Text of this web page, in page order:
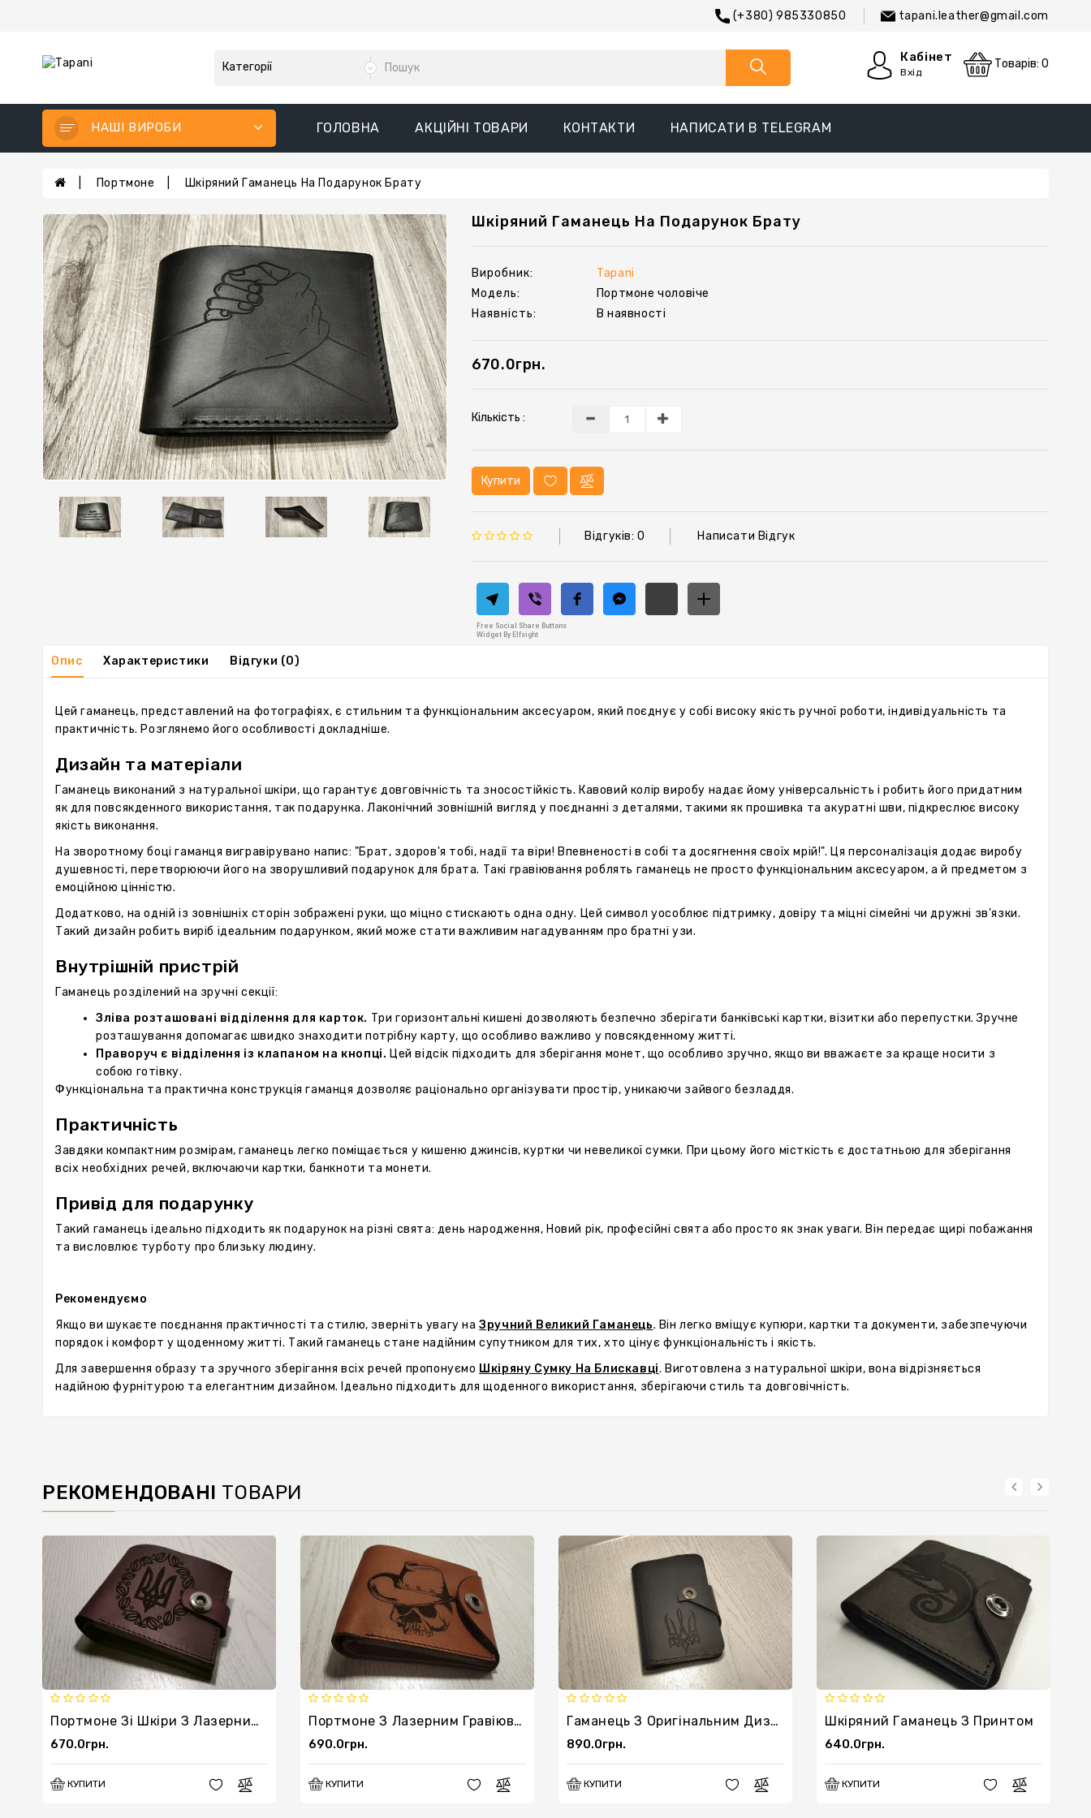
(+380) 985330850 tapani.leather@gmail.com
Кабінет
Вхід
Товарів: 0
НАШІ ВИРОБИ ГОЛОВНА АКЦІЙНІ ТОВАРИ КОНТАКТИ НАПИСАТИ В TELEGRAM
Портмоне Шкіряний Гаманець На Подарунок Брату
Шкіряний Гаманець На Подарунок Брату
Виробник:
Tapani
Модель:
Портмоне чоловіче
Наявність:
В наявності
670.0грн.
Кількість :
Купити
Відгуків: 0 Написати Відгук
Free Social Share Buttons
Widget By Elfsight
Опис Характеристики Відгуки (0)
Цей гаманець, представлений на фотографіях, є стильним та функціональним аксесуаром, який поєднує у собі високу якість ручної роботи, індивідуальність та
практичність. Розглянемо його особливості докладніше.
Дизайн та матеріали
Гаманець виконаний з натуральної шкіри, що гарантує довговічність та зносостійкість. Кавовий колір виробу надає йому універсальність і робить його придатним
як для повсякденного використання, так подарунка. Лаконічний зовнішній вигляд у поєднанні з деталями, такими як прошивка та акуратні шви, підкреслює високу
якість виконання.
На зворотному боці гаманця вигравірувано напис: "Брат, здоров'я тобі, надії та віри! Впевненості в собі та досягнення своїх мрій!". Ця персоналізація додає виробу
душевності, перетворюючи його на зворушливий подарунок для брата. Такі гравіювання роблять гаманець не просто функціональним аксесуаром, а й предметом з
емоційною цінністю.
Додатково, на одній із зовнішніх сторін зображені руки, що міцно стискають одна одну. Цей символ уособлює підтримку, довіру та міцні сімейні чи дружні зв'язки.
Такий дизайн робить виріб ідеальним подарунком, який може стати важливим нагадуванням про братні узи.
Внутрішній пристрій
Гаманець розділений на зручні секції:
Зліва розташовані відділення для карток. Три горизонтальні кишені дозволяють безпечно зберігати банківські картки, візитки або перепустки. Зручне
розташування допомагає швидко знаходити потрібну карту, що особливо важливо у повсякденному житті.
Праворуч є відділення із клапаном на кнопці. Цей відсік підходить для зберігання монет, що особливо зручно, якщо ви вважаєте за краще носити з
собою готівку.
Функціональна та практична конструкція гаманця дозволяє раціонально організувати простір, уникаючи зайвого безладдя.
Практичність
Завдяки компактним розмірам, гаманець легко поміщається у кишеню джинсів, куртки чи невеликої сумки. При цьому його місткість є достатньою для зберігання
всіх необхідних речей, включаючи картки, банкноти та монети.
Привід для подарунку
Такий гаманець ідеально підходить як подарунок на різні свята: день народження, Новий рік, професійні свята або просто як знак уваги. Він передає щирі побажання
та висловлює турботу про близьку людину.
Рекомендуємо
Якщо ви шукаєте поєднання практичності та стилю, зверніть увагу наЗручний Великий Гаманець. Він легко вміщує купюри, картки та документи, забезпечуючи
порядок і комфорт у щоденному житті. Такий гаманець стане надійним супутником для тих, хто цінує функціональність і якість.
Для завершення образу та зручного зберігання всіх речей пропонуємо Шкіряну Сумку На Блискавці. Виготовлена з натуральної шкіри, вона відрізняється
надійною фурнітурою та елегантним дизайном. Ідеально підходить для щоденного використання, зберігаючи стиль та довговічність.
РЕКОМЕНДОВАНІ ТОВАРИ
Портмоне Зі Шкіри З Лазерним Гравіюванням Герба України
670.0грн.
КУПИТИ
Портмоне З Лазерним Гравіюванням "Череп"
690.0грн.
КУПИТИ
Гаманець З Оригінальним Дизайном
890.0грн.
КУПИТИ
Шкіряний Гаманець З Принтом
640.0грн.
КУПИТИ